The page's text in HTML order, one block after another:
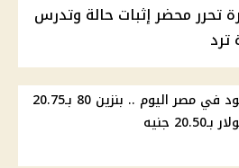
الأسرة تحرر محضر إثبات حالة وتدرس
ترد
أسعار الوقود في مصر اليوم .. بنزين 80 بـ20.75
جنيه